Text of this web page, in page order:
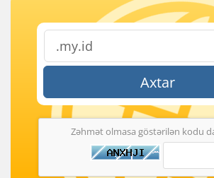
Axtar
Zəhmət olmasa göstərilən kodu